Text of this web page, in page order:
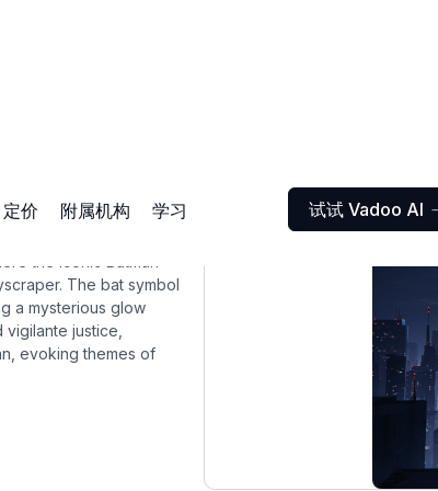
定价 附属机构 学习 试试 Vadoo AI
The bat symbol
a mysterious glow
justice,
evoking themes of